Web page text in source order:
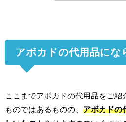
アボカドの代用品にな
ここまでアボカドの代用品をご紹
ものではあるものの、 アボカドの